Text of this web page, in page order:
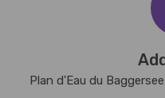
Plan d'Eau du